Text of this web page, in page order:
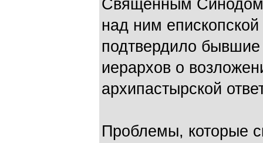
Священным Синодом
над ним
подтвердило
иерархов о
архипастырской
Проблемы, которые